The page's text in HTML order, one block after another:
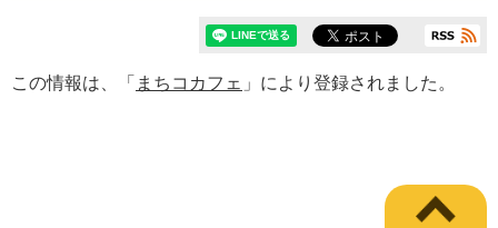
この情報は、「 まちコカフェ 」により登録されました。